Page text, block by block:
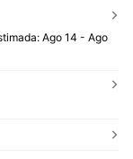
Ago 14 - Ago